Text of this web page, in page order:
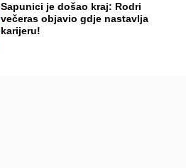
Sapunici je došao kraj: Rodri
večeras objavio gdje nastavlja
karijeru!